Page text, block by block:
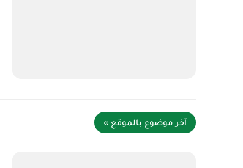
آخر موضوع بالموقع »